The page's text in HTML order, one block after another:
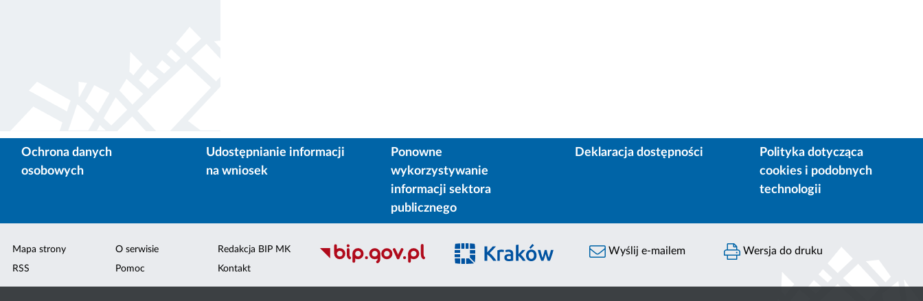
Ochrona danych
osobowych
Udostępnianie informacji
na wniosek
Ponowne
wykorzystywanie
informacji sektora
publicznego
Deklaracja dostępności
Polityka dotycząca
cookies i podobnych
technologii
Mapa strony
RSS
O serwisie
Pomoc
Redakcja BIP MK
Kontakt
Wyślij e-mailem Wersja do druku